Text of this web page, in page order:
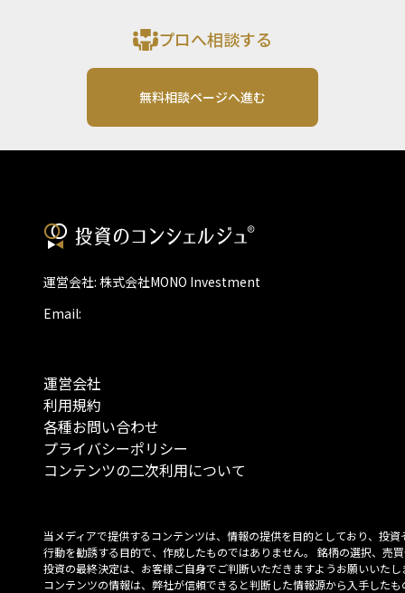
プロへ相談する
無料相談ページへ進む
運営会社: 株式会社MONO Investment
Email:
運営会社
利用規約
各種お問い合わせ
プライバシーポリシー
コンテンツの二次利用について
当メディアで提供するコンテンツは、情報の提供を目的としており、投資
行動を勧誘する目的で、作成したものではありません。 銘柄の選択、売
投資の最終決定は、お客様ご自身でご判断いただきますようお願いいたし
コンテンツの情報は、弊社が信頼できると判断した情報源から入手したも